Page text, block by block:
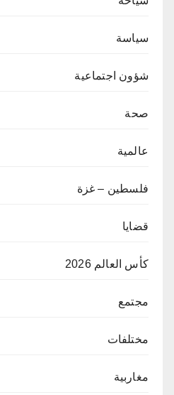
سياسة
شؤون اجتماعية
صحة
عالمية
فلسطين – غزة
قضايا
كأس العالم 2026
مجتمع
مختلفات
مغاربية